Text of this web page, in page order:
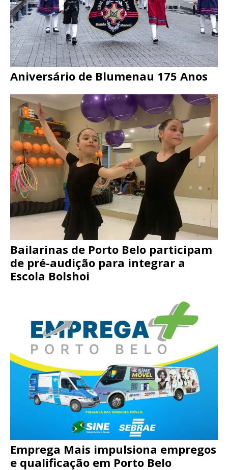
Aniversário de Blumenau 175 Anos
Bailarinas de Porto Belo participam
de pré-audição para integrar a
Escola Bolshoi
Emprega Mais impulsiona empregos
e qualificação em Porto Belo